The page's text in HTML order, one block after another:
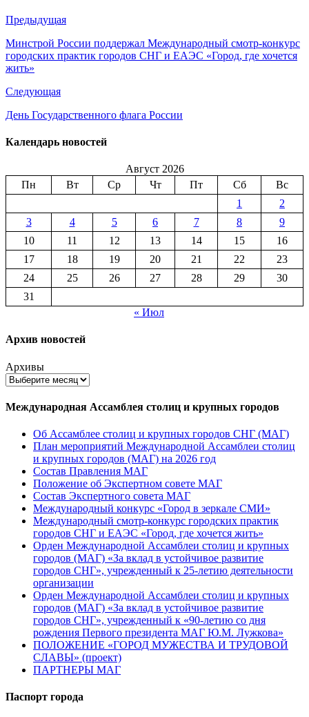
Предыдущая
Минстрой России поддержал Международный смотр-конкурс
городских практик городов СНГ и ЕАЭС «Город, где хочется
жить»
Следующая
День Государственного флага России
Календарь новостей
Август 2026
Пн
Вт Ср Чт Пт Сб
Вс
1
2
3
4 5 6 7 8
9
10
11 12 13 14 15
16
17
18 19 20 21 22
23
24
25 26 27 28 29
30
31
« Июл
Архив новостей
Архивы
Международная Ассамблея столиц и крупных городов
Об Ассамблее столиц и крупных городов СНГ (МАГ)
План мероприятий Международной Ассамблеи столиц
и крупных городов (МАГ) на 2026 год
Состав Правления МАГ
Положение об Экспертном совете МАГ
Состав Экспертного совета МАГ
Международный конкурс «Город в зеркале СМИ»
Международный смотр-конкурс городских практик
городов СНГ и ЕАЭС «Город, где хочется жить»
Орден Международной Ассамблеи столиц и крупных
городов (МАГ) «За вклад в устойчивое развитие
городов СНГ», учрежденный к 25-летию деятельности
организации
Орден Международной Ассамблеи столиц и крупных
городов (МАГ) «За вклад в устойчивое развитие
городов СНГ», учрежденный к «90-летию со дня
рождения Первого президента МАГ Ю.М. Лужкова»
ПОЛОЖЕНИЕ «ГОРОД МУЖЕСТВА И ТРУДОВОЙ
СЛАВЫ» (проект)
ПАРТНЕРЫ МАГ
Паспорт города